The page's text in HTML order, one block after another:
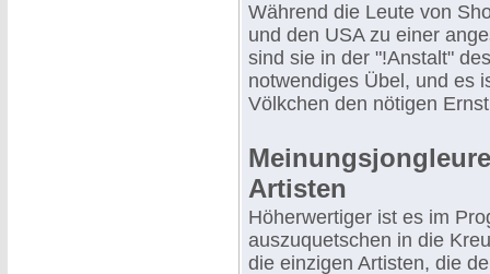
Während die Leute von
und den USA zu einer
sind sie in der "!Anstalt"
notwendiges Übel, und es
Völkchen den nötigen
Artisten
Höherwertiger ist es im
auszuquetschen in die
die einzigen Artisten, die